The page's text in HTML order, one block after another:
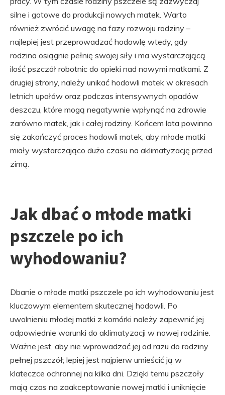
silne i gotowe do produkcji nowych matek. Warto
również zwrócić uwagę na fazy rozwoju rodziny –
najlepiej jest przeprowadzać hodowlę wtedy, gdy
rodzina osiągnie pełnię swojej siły i ma wystarczającą
ilość pszczół robotnic do opieki nad nowymi matkami. Z
drugiej strony, należy unikać hodowli matek w okresach
letnich upałów oraz podczas intensywnych opadów
deszczu, które mogą negatywnie wpłynąć na zdrowie
zarówno matek, jak i całej rodziny. Końcem lata powinno
się zakończyć proces hodowli matek, aby młode matki
miały wystarczająco dużo czasu na aklimatyzację przed
zimą.
Jak dbać o młode matki
pszczele po ich
wyhodowaniu?
Dbanie o młode matki pszczele po ich wyhodowaniu jest
kluczowym elementem skutecznej hodowli. Po
uwolnieniu młodej matki z komórki należy zapewnić jej
odpowiednie warunki do aklimatyzacji w nowej rodzinie.
Ważne jest, aby nie wprowadzać jej od razu do rodziny
pełnej pszczół; lepiej jest najpierw umieścić ją w
klateczce ochronnej na kilka dni. Dzięki temu pszczoły
mają czas na zaakceptowanie nowej matki i uniknięcie